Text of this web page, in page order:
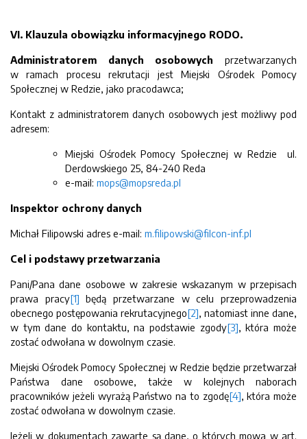
VI. Klauzula obowiązku informacyjnego RODO.
Administratorem danych osobowych przetwarzanych
w ramach procesu rekrutacji jest Miejski Ośrodek Pomocy
Społecznej w Redzie, jako pracodawca;
Kontakt z administratorem danych osobowych jest możliwy pod
adresem:
Miejski Ośrodek Pomocy Społecznej w Redzie ul.
Derdowskiego 25, 84-240 Reda
e-mail: mops@mopsreda.pl
Inspektor ochrony danych
Michał Filipowski adres e-mail: m.filipowski@filcon-inf.pl
Cel i podstawy przetwarzania
Pani/Pana dane osobowe w zakresie wskazanym w przepisach
prawa pracy[1] będą przetwarzane w celu przeprowadzenia
obecnego postępowania rekrutacyjnego[2], natomiast inne dane,
w tym dane do kontaktu, na podstawie zgody[3], która może
zostać odwołana w dowolnym czasie.
Miejski Ośrodek Pomocy Społecznej w Redzie będzie przetwarzał
Państwa dane osobowe, także w kolejnych naborach
pracowników jeżeli wyrażą Państwo na to zgodę[4], która może
zostać odwołana w dowolnym czasie.
Jeżeli w dokumentach zawarte są dane, o których mowa w art.